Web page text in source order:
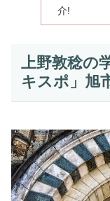
介!
上野敦稔の
キスポ」旭